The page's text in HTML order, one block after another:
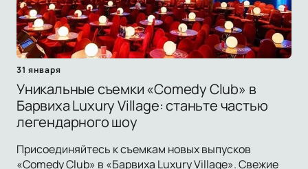
31 января
Уникальные съемки «Comedy Club» в
Барвиха Luxury Village: станьте частью
легендарного шоу
Присоединяйтесь к съемкам новых выпусков
«Comedy Club» в «Барвиха Luxury Village». Свежие